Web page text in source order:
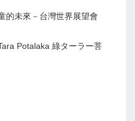
的未來－台灣世界展望會
Potalaka 綠ターラー菩